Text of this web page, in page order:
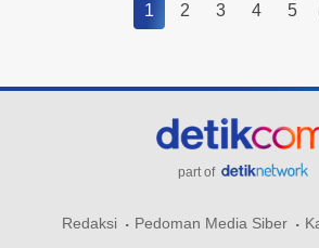
1 2 3 4 5
part of
Redaksi Pedoman Media Siber